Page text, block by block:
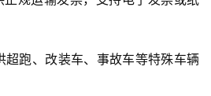
超跑、改装车、事故车等特殊车辆